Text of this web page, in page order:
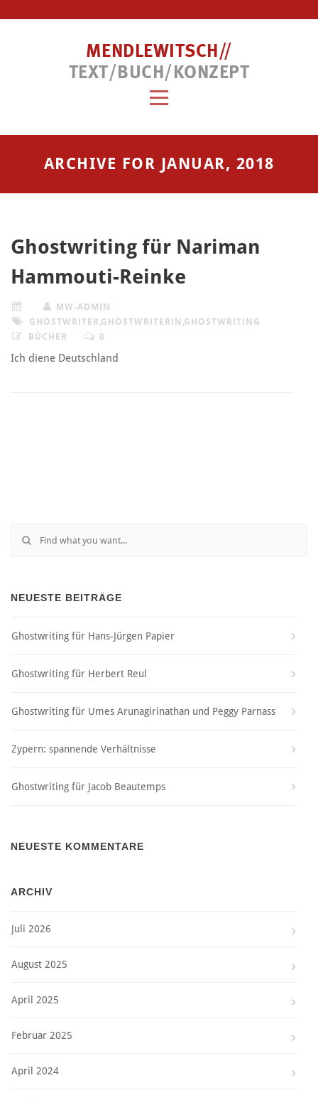
MENDLEWITSCH//
TEXT/BUCH/KONZEPT
ARCHIVE FOR JANUAR, 2018
Ghostwriting für Nariman
Hammouti-Reinke
MW-ADMIN
GHOSTWRITER,GHOSTWRITERIN,GHOSTWRITING
BÜCHER
0
Ich diene Deutschland
NEUESTE BEITRÄGE
Ghostwriting für Hans-Jürgen Papier
Ghostwriting für Herbert Reul
Ghostwriting für Umes Arunagirinathan und Peggy Parnass
Zypern: spannende Verhältnisse
Ghostwriting für Jacob Beautemps
NEUESTE KOMMENTARE
ARCHIV
Juli 2026
August 2025
April 2025
Februar 2025
April 2024